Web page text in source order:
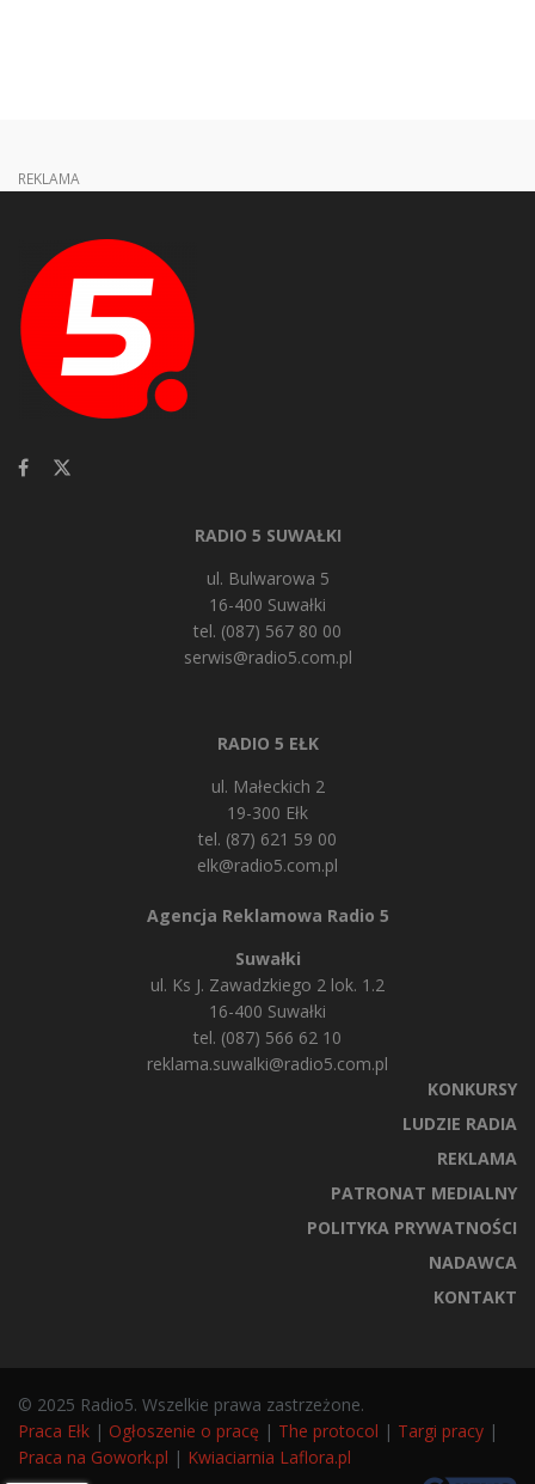
REKLAMA
RADIO 5 SUWAŁKI
ul. Bulwarowa 5
16-400 Suwałki
tel. (087) 567 80 00
serwis@radio5.com.pl
RADIO 5 EŁK
ul. Małeckich 2
19-300 Ełk
tel. (87) 621 59 00
elk@radio5.com.pl
Agencja Reklamowa Radio 5
Suwałki
ul. Ks J. Zawadzkiego 2 lok. 1.2
16-400 Suwałki
tel. (087) 566 62 10
reklama.suwalki@radio5.com.pl
KONKURSY
LUDZIE RADIA
REKLAMA
PATRONAT MEDIALNY
POLITYKA PRYWATNOŚCI
NADAWCA
KONTAKT
© 2025 Radio5. Wszelkie prawa zastrzeżone.
Praca Ełk | Ogłoszenie o pracę | The protocol | Targi pracy |
Praca na Gowork.pl | Kwiaciarnia Laflora.pl